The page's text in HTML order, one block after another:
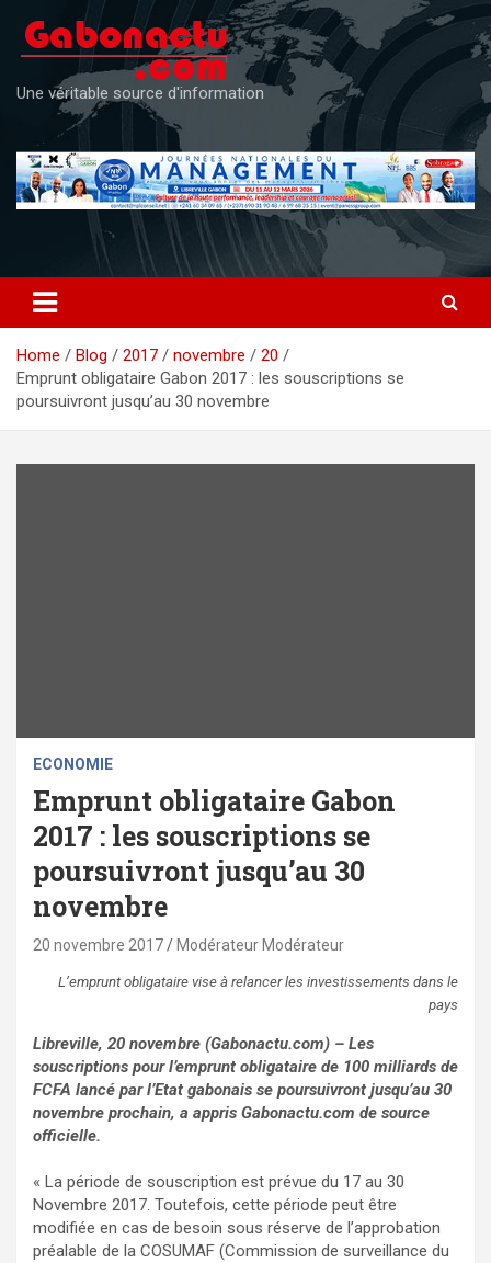
content
Une véritable source d'information
Home Blog 2017 novembre
20
Emprunt obligataire Gabon 2017 : les souscriptions se
poursuivront jusqu’au 30 novembre
ECONOMIE
Emprunt obligataire Gabon
2017 : les souscriptions se
poursuivront jusqu’au 30
novembre
20 novembre 2017 Modérateur Modérateur
L’emprunt obligataire vise à relancer les investissements dans le
pays
Libreville, 20 novembre (Gabonactu.com) – Les
souscriptions pour l’emprunt obligataire de 100 milliards de
FCFA lancé par l’Etat gabonais se poursuivront jusqu’au 30
novembre prochain, a appris Gabonactu.com de source
officielle.
« La période de souscription est prévue du 17 au 30
Novembre 2017. Toutefois, cette période peut être
modifiée en cas de besoin sous réserve de l’approbation
préalable de la COSUMAF (Commission de surveillance du